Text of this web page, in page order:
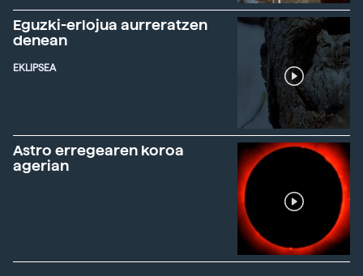
Eguzki-erlojua aurreratzen
denean
EKLIPSEA
Astro erregearen koroa
agerian